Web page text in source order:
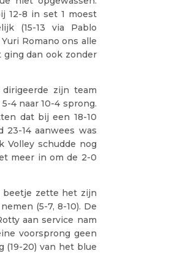
12-8 in set 1 moest
(15-13 via Pablo
Romano ons alle
ging dan ook zonder
zijn team
4 naar 10-4 sprong.
dat bij een 18-10
14 aanwees was
Volley schudde nog
meer in om de 2-0
beetje zette het zijn
(5-7, 8-10). De
aan service nam
voorsprong geen
(19-20) van het blue